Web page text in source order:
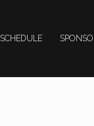
SCHEDULE